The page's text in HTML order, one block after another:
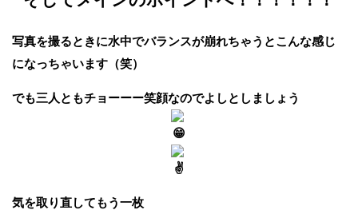
写真を撮るときに水中でバランスが崩れちゃうとこんな感じ
になっちゃいます（笑）
でも三人ともチョーーー笑顔なのでよしとしましょう
気を取り直してもう一枚